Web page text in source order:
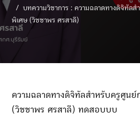
บทความวิชาการ : ความฉลาดทางดิจิทัล
พิเศษ (วิชชาพร ศรสาลี)
ความฉลาดทางดิจิทัลสำหรับครูศูนย์การศึกษาพิเศษ
(วิชชาพร ศรสาลี) ทดสอบบบ